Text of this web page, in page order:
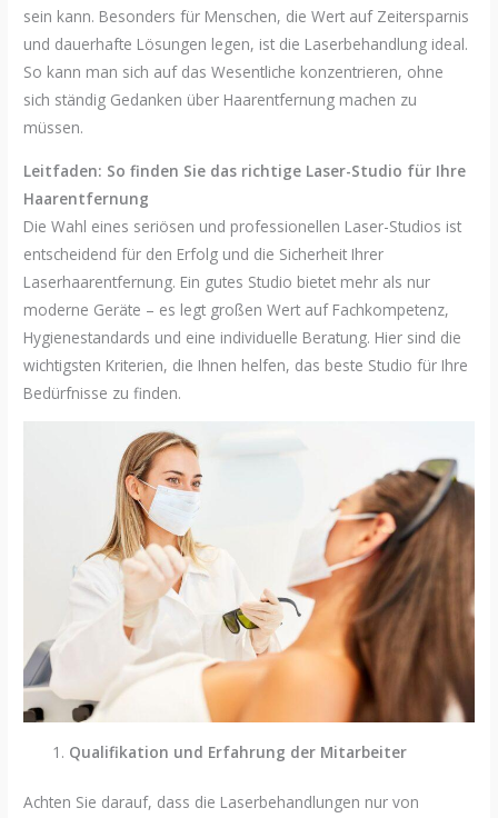
sein kann. Besonders für Menschen, die Wert auf Zeitersparnis
und dauerhafte Lösungen legen, ist die Laserbehandlung ideal.
So kann man sich auf das Wesentliche konzentrieren, ohne
sich ständig Gedanken über Haarentfernung machen zu
müssen.
Leitfaden: So finden Sie das richtige Laser-Studio für Ihre
Haarentfernung
Die Wahl eines seriösen und professionellen Laser-Studios ist
entscheidend für den Erfolg und die Sicherheit Ihrer
Laserhaarentfernung. Ein gutes Studio bietet mehr als nur
moderne Geräte – es legt großen Wert auf Fachkompetenz,
Hygienestandards und eine individuelle Beratung. Hier sind die
wichtigsten Kriterien, die Ihnen helfen, das beste Studio für Ihre
Bedürfnisse zu finden.
Qualifikation und Erfahrung der Mitarbeiter
Achten Sie darauf, dass die Laserbehandlungen nur von